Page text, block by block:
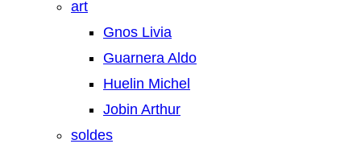
art
Gnos Livia
Guarnera Aldo
Huelin Michel
Jobin Arthur
soldes